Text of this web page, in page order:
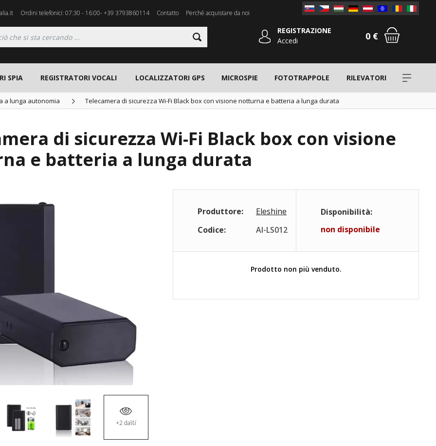
Ordini telefonici: 07:30 - 16:00- +39 3793860114 Contatto Perché acquistare da noi
REGISTRAZIONE
Accedi
0 €
SPIA REGISTRATORI VOCALI LOCALIZZATORI GPS MICROSPIE FOTOTRAPPOLE RILEVATORI
a lunga autonomia Telecamera di sicurezza Wi-Fi Black box con visione notturna e batteria a lunga durata
di sicurezza Wi-Fi Black box con visione
e batteria a lunga durata
+2 další
Produttore:
Eleshine
Codice:
AI-LS012
Disponibilità:
non disponibile
Prodotto non più venduto.